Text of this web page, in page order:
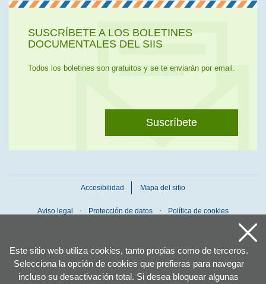
Este sitio web utiliza cookies, tanto propias como de terceros.
Selecciona la opción de cookies que prefieras para navegar
incluso su desactivación total. Si desea bloquear algunas
SUSCRÍBETE A LOS BOLETINES
DOCUMENTALES DEL SIIS
Todos los boletines son gratuitos y se te enviarán por email.
Suscríbete
Accesibilidad Mapa del sitio
Aviso legal Protección de datos Política de cookies